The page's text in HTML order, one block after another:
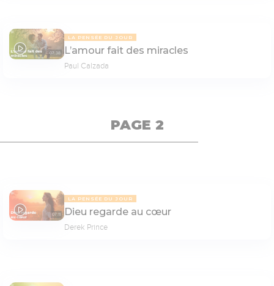
07:38
LA PENSÉE DU JOUR
L’amour fait des miracles
Paul Calzada
PAGE 2
07:11
LA PENSÉE DU JOUR
Dieu regarde au cœur
Derek Prince